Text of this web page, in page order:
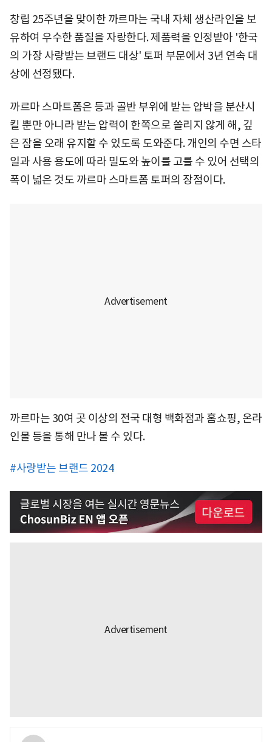
창립 25주년을 맞이한 까르마는 국내 자체 생산라인을 보
유하여 우수한 품질을 자랑한다. 제품력을 인정받아 '한국
의 가장 사랑받는 브랜드 대상' 토퍼 부문에서 3년 연속 대
상에 선정됐다.
까르마 스마트폼은 등과 골반 부위에 받는 압박을 분산시
킬 뿐만 아니라 받는 압력이 한쪽으로 쏠리지 않게 해, 깊
은 잠을 오래 유지할 수 있도록 도와준다. 개인의 수면 스타
일과 사용 용도에 따라 밀도와 높이를 고를 수 있어 선택의
폭이 넓은 것도 까르마 스마트폼 토퍼의 장점이다.
까르마는 30여 곳 이상의 전국 대형 백화점과 홈쇼핑, 온라
인몰 등을 통해 만나 볼 수 있다.
#사랑받는 브랜드 2024